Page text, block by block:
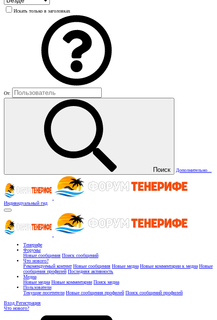
Искать только в заголовках
От:
Поиск Дополнительно...
Индивидуальный гид
Тенерифе
Форумы
Новые сообщения Поиск сообщений
Что нового?
Рекомендуемый контент Новые сообщения Новые медиа Новые комментарии к медиа Новые
сообщения профилей Последняя активность
Медиа
Новые медиа Новые комментарии Поиск медиа
Пользователи
Текущие посетители Новые сообщения профилей Поиск сообщений профилей
Вход Регистрация
Что нового?